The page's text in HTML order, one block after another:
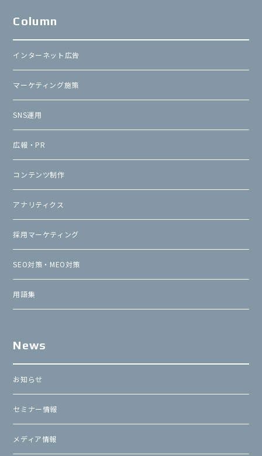
Column
インターネット広告
マーケティング施策
SNS運用
広報・PR
コンテンツ制作
アナリティクス
採用マーケティング
SEO対策・MEO対策
用語集
News
お知らせ
セミナー情報
メディア情報